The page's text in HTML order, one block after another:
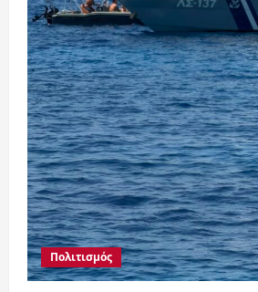
Πολιτισμός